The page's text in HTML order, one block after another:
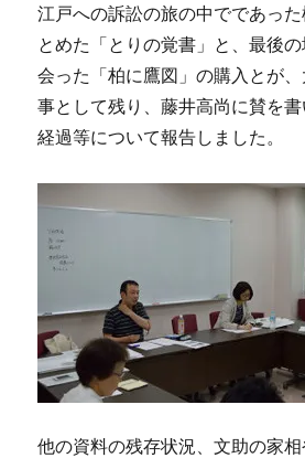
江戸への訴訟の旅の中でであっ
とめた「とりの覚書」と、最後
会った「柏に鷹図」の購入とが
事として残り、藤井高尚に賛を
経過等について報告しました。
他の資料の残存状況、文助の家